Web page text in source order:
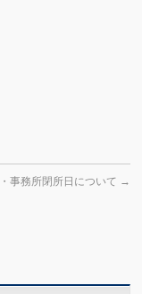
事務所閉所日について →